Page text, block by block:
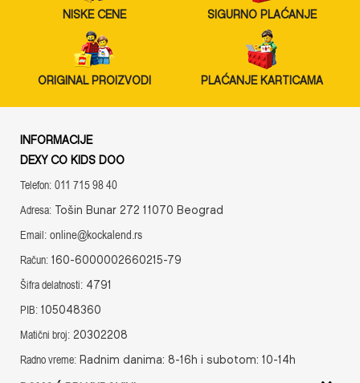
NISKE CENE SIGURNO PLAĆANJE
ORIGINAL PROIZVODI PLAĆANJE KARTICAMA
INFORMACIJE
DEXY CO KIDS DOO
Telefon: 011 715 98 40
Adresa: Tošin Bunar 272 11070 Beograd
Email: online@kockalend.rs
Račun: 160-6000002660215-79
Šifra delatnosti: 4791
PIB: 105048360
Matični broj: 20302208
Radno vreme: Radnim danima: 8-16h i subotom: 10-14h